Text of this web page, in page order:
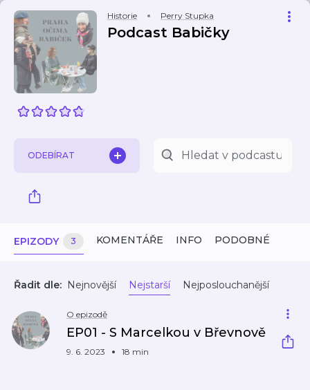
Historie Perry Stupka
Podcast Babičky
ODEBÍRAT
EPIZODY 3 KOMENTÁŘE INFO PODOBNÉ
Řadit dle: Nejnovější Nejstarší Nejposlouchanější
O epizodě
EP01 - S Marcelkou v Břevnově
9. 6. 2023 18 min